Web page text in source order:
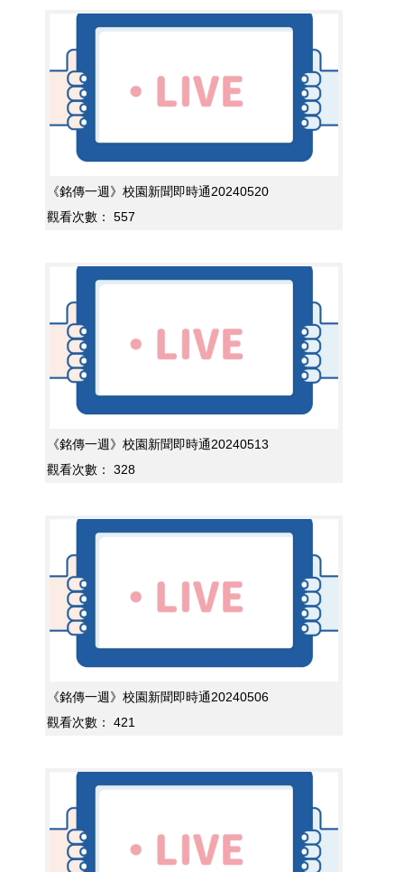
《銘傳一週》校園新聞即時通20240520
觀看次數：
557
《銘傳一週》校園新聞即時通20240513
觀看次數：
328
《銘傳一週》校園新聞即時通20240506
觀看次數：
421